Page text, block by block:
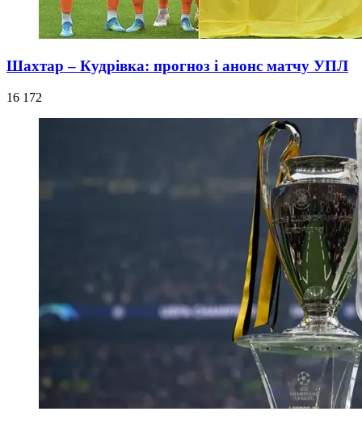
Шахтар – Кудрівка: прогноз і анонс матчу УПЛ
16 172